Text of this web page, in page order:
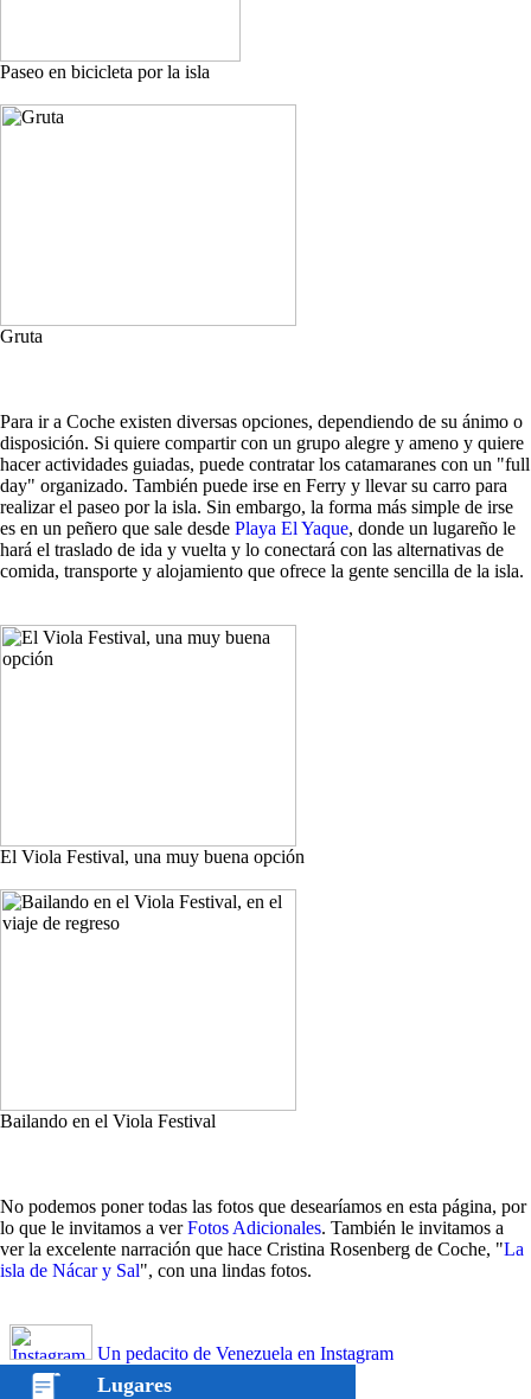
Paseo en bicicleta por la isla
Gruta
Para ir a Coche existen diversas opciones, dependiendo de su ánimo o
disposición. Si quiere compartir con un grupo alegre y ameno y quiere
hacer actividades guiadas, puede contratar los catamaranes con un "full
day" organizado. También puede irse en Ferry y llevar su carro para
realizar el paseo por la isla. Sin embargo, la forma más simple de irse
es en un peñero que sale desde Playa El Yaque, donde un lugareño le
hará el traslado de ida y vuelta y lo conectará con las alternativas de
comida, transporte y alojamiento que ofrece la gente sencilla de la isla.
El Viola Festival, una muy buena opción
Bailando en el Viola Festival
No podemos poner todas las fotos que desearíamos en esta página, por
lo que le invitamos a verFotos Adicionales. También le invitamos a
ver la excelente narración que hace Cristina Rosenberg de Coche, "La
isla de Nácar y Sal", con una lindas fotos.
Un pedacito de Venezuela en Instagram
Lugares